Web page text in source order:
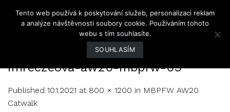
imreczeova-aw20-mbpfw-09
Published 10.1.2021 at 800 × 1200 in MBPFW AW20
Catwalk
Tento web používá k poskytování služeb, personalizaci reklam
a analýze návštěvnosti soubory cookie. Používáním tohoto
webu s tím souhlasíte.
SOUHLASÍM